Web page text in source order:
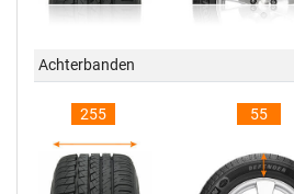
Achterbanden
255 55